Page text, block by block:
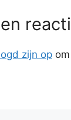
zijn op